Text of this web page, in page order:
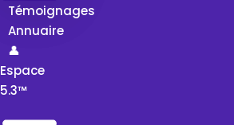
Témoignages
Annuaire
👤
Espace
5.3™